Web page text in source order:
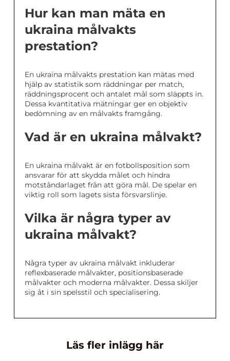
Hur kan man mäta en
ukraina målvakts
prestation?
En ukraina målvakts prestation kan mätas med
hjälp av statistik som räddningar per match,
räddningsprocent och antalet mål som släppts in.
Dessa kvantitativa mätningar ger en objektiv
bedömning av en målvakts framgång.
Vad är en ukraina målvakt?
En ukraina målvakt är en fotbollsposition som
ansvarar för att skydda målet och hindra
motståndarlaget från att göra mål. De spelar en
viktig roll som lagets sista försvarslinje.
Vilka är några typer av
ukraina målvakt?
Några typer av ukraina målvakt inkluderar
reflexbaserade målvakter, positionsbaserade
målvakter och moderna målvakter. Dessa skiljer
sig åt i sin spelsstil och specialisering.
Läs fler inlägg här